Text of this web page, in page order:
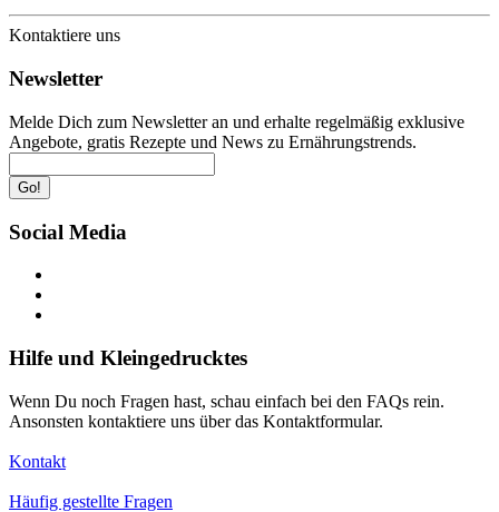
Kontaktiere uns
Newsletter
Melde Dich zum Newsletter an und erhalte regelmäßig exklusive
Angebote, gratis Rezepte und News zu Ernährungstrends.
Go!
Social Media
Hilfe und Kleingedrucktes
Wenn Du noch Fragen hast, schau einfach bei den FAQs rein.
Ansonsten kontaktiere uns über das Kontaktformular.
Kontakt
Häufig gestellte Fragen